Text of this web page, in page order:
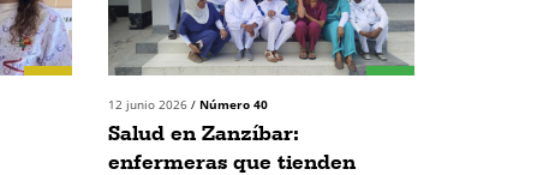
12 junio 2026 / Número 40
Salud en Zanzíbar:
enfermeras que tienden